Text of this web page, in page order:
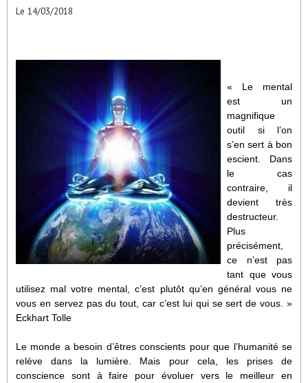
Le 14/03/2018
« Le mental
est un
magnifique
outil si l’on
s’en sert à bon
escient. Dans
le cas
contraire, il
devient très
destructeur.
Plus
précisément,
ce n’est pas
tant que vous
utilisez mal votre mental, c’est plutôt qu’en général vous ne
vous en servez pas du tout, car c’est lui qui se sert de vous. »
Eckhart Tolle
Le monde a besoin d’êtres conscients pour que l’humanité se
relève dans la lumière. Mais pour cela, les prises de
conscience sont à faire pour évoluer vers le meilleur en